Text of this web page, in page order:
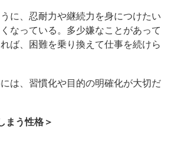
に、忍耐力や継続力を身につけたい
なっている。多少嫌なことがあって
ば、困難を乗り換えて仕事を続けら
は、習慣化や目的の明確化が大切だ
まう性格＞